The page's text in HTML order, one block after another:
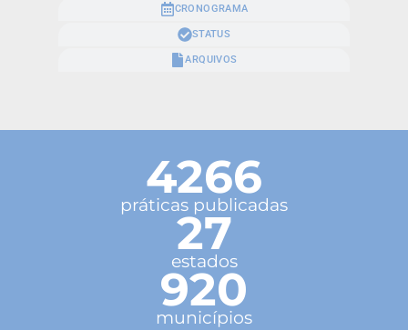
CRONOGRAMA
STATUS
ARQUIVOS
4266
práticas publicadas
27
estados
920
municípios